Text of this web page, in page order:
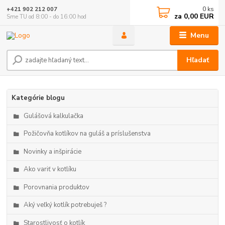
Menu
Hľadať
+421 902 212 007
Sme TU od 8:00 - do 16:00 hod
0 ks
za 0,00 EUR
Kategórie blogu
Gulášová kalkulačka
Požičovňa kotlíkov na guláš a príslušenstva
Novinky a inšpirácie
Ako variť v kotlíku
Porovnania produktov
Aký veľký kotlík potrebuješ ?
Starostlivosť o kotlík